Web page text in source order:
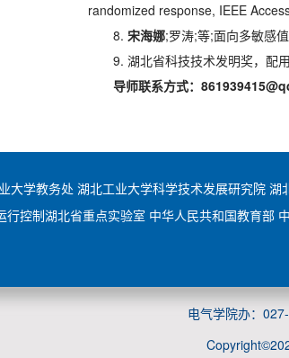
randomized response, IEEE
8. 宋海娜;罗涛;等;面向多敏感
9. 湖北省科技技术发明奖，配
导师联系方式：
大学教务处 湖北工业大学科学技术发展研究院 湖
行控制湖北省重点实验室 中华人民共和国教育部
电气学院办：